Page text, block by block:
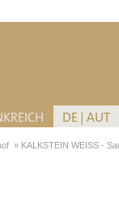
DE | AUT
» KALKSTEIN WEISS -